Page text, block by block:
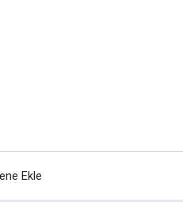
Ekle